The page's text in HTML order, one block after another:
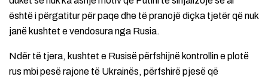
është i përgatitur për paqe dhe të pranojë diçka tjetër që nuk
janë kushtet e vendosura nga Rusia.
Ndër të tjera, kushtet e Rusisë përfshijnë kontrollin e plotë
rus mbi pesë rajone të Ukrainës, përfshirë pjesë që